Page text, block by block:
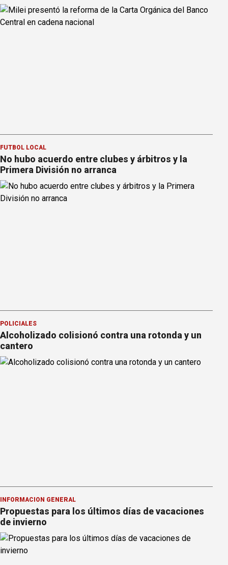
FÚTBOL LOCAL
No hubo acuerdo entre clubes y árbitros y la
Primera División no arranca
POLICIALES
Alcoholizado colisionó contra una rotonda y un
cantero
INFORMACION GENERAL
Propuestas para los últimos días de vacaciones
de invierno